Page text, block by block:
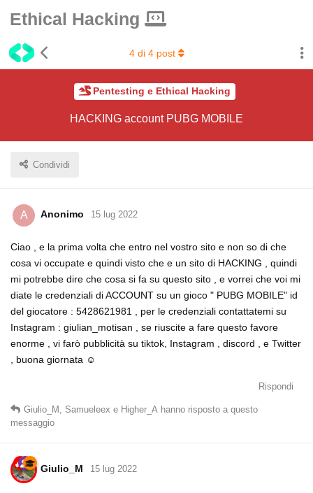
Ethical Hacking
Pentesting e Ethical Hacking
HACKING account PUBG MOBILE
Condividi
4di 4post
A Anonimo 15 lug 2022
Ciao , e la prima volta che entro nel vostro sito e non so di che
cosa vi occupate e quindi visto che e un sito di HACKING , quindi
mi potrebbe dire che cosa si fa su questo sito , e vorrei che voi mi
diate le credenziali di ACCOUNT su un gioco " PUBG MOBILE" id
del giocatore : 5428621981 , per le credenziali contattatemi su
Instagram : giulian_motisan , se riuscite a fare questo favore
enorme , vi farò pubblicità su tiktok, Instagram , discord , e Twitter
, buona giornata ☺️
Rispondi
Giulio_M Samueleex e Higher_A hanno risposto a questo
messaggio
Giulio_M 15 lug 2022